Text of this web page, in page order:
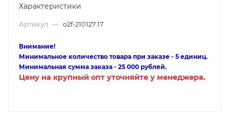
Характеристики
Артикул — o2f-210127.17
Внимание!
Минимальное количество товара при заказе - 5 единиц.
Минимальная сумма заказа - 25 000 рублей.
Цену на крупный опт уточняйте у менеджера.